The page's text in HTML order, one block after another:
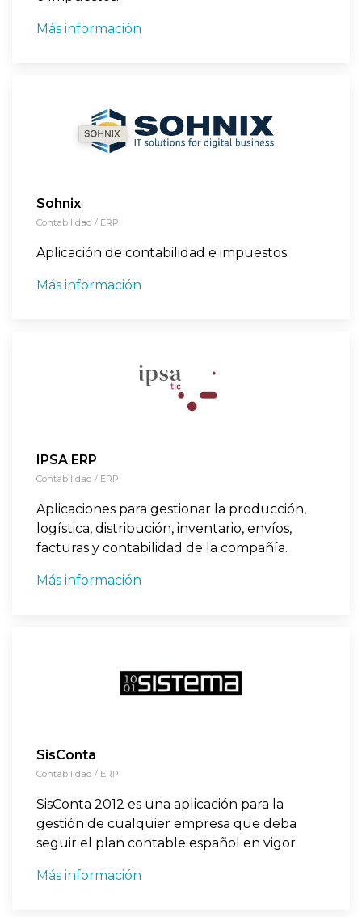
Más información
Sohnix
Contabilidad / ERP
Aplicación de contabilidad e impuestos.
Más información
IPSA ERP
Contabilidad / ERP
Aplicaciones para gestionar la producción,
logística, distribución, inventario, envíos,
facturas y contabilidad de la compañía.
Más información
SisConta
Contabilidad / ERP
SisConta 2012 es una aplicación para la
gestión de cualquier empresa que deba
seguir el plan contable español en vigor.
Más información